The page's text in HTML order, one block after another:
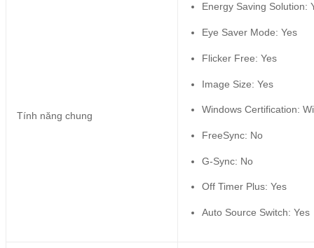
Tính năng chung
Energy Saving Solution:
Eye Saver Mode: Yes
Flicker Free: Yes
Image Size: Yes
Windows Certification:
FreeSync: No
G-Sync: No
Off Timer Plus: Yes
Auto Source Switch: Yes